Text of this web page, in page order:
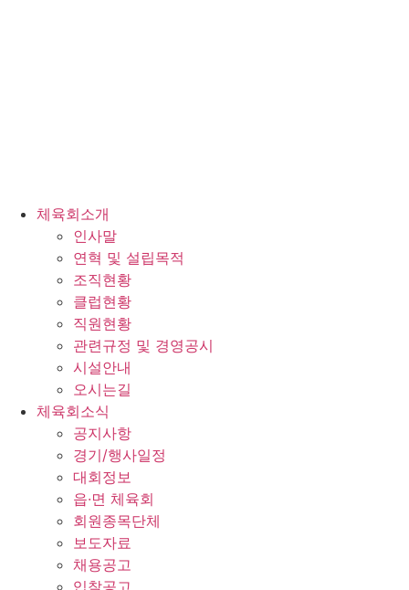
체육회소개
인사말
연혁 및 설립목적
조직현황
클럽현황
직원현황
관련규정 및 경영공시
시설안내
오시는길
체육회소식
공지사항
경기/행사일정
대회정보
읍·면 체육회
회원종목단체
보도자료
채용공고
입찰공고